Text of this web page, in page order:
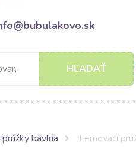
HĽADAŤ
bavlna Lemovací